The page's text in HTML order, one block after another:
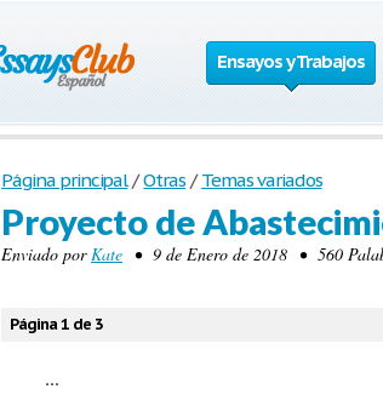
Ensayos y Trabajos
Página principal / Otras / Temas variados
Proyecto de
Enviado porKate • 9 de Enero de 2018 • 560
Página 1 de 3
...